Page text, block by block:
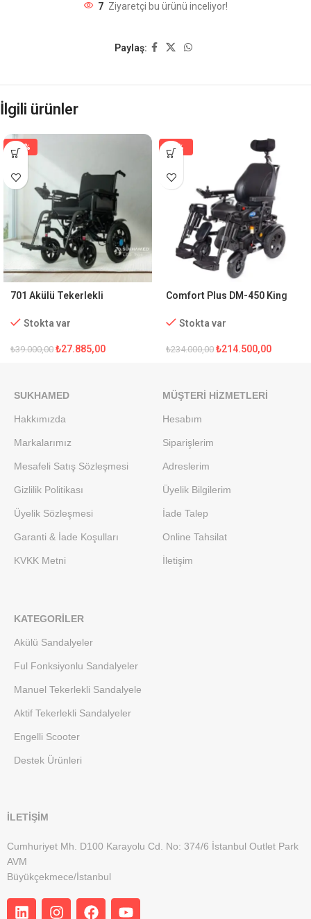
7 Ziyaretçi bu ürünü inceliyor!
Paylaş:
İlgili ürünler
-29%
701 Akülü Tekerlekli
Stokta var
₺39.000,00 ₺27.885,00
-8%
Comfort Plus DM-450 King
Sandalye
Stokta var
₺234.000,00 ₺214.500,00
SUKHAMED
Hakkımızda
Markalarımız
Mesafeli Satış Sözleşmesi
Gizlilik Politikası
Üyelik Sözleşmesi
Garanti & İade Koşulları
KVKK Metni
MÜŞTERI HIZMETLERI
Hesabım
Siparişlerim
Adreslerim
Üyelik Bilgilerim
İade Talep
Online Tahsilat
İletişim
KATEGORILER
Akülü Sandalyeler
Ful Fonksiyonlu Sandalyeler
Manuel Tekerlekli Sandalyele
Aktif Tekerlekli Sandalyeler
Engelli Scooter
Destek Ürünleri
İLETİŞİM
Cumhuriyet Mh. D100 Karayolu Cd. No: 374/6 İstanbul Outlet Park
AVM
Büyükçekmece/İstanbul